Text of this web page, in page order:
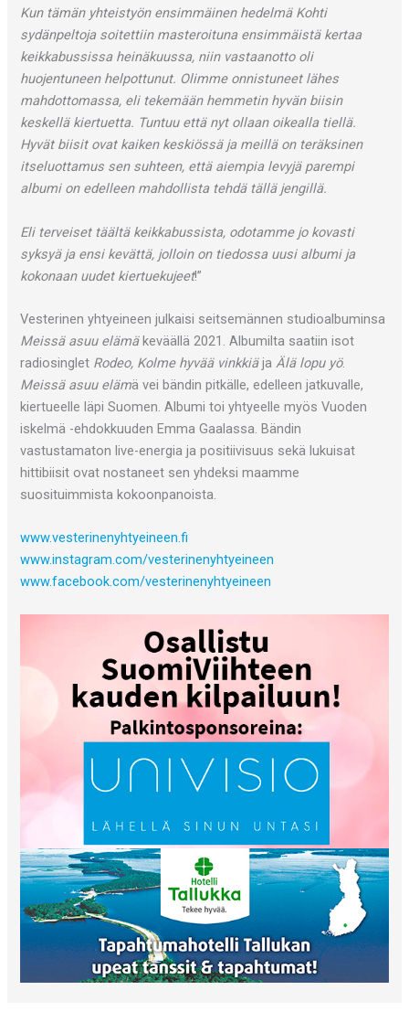
Kun tämän yhteistyön ensimmäinen hedelmä Kohti
sydänpeltoja soitettiin masteroituna ensimmäistä kertaa
keikkabussissa heinäkuussa, niin vastaanotto oli
huojentuneen helpottunut. Olimme onnistuneet lähes
mahdottomassa, eli tekemään hemmetin hyvän biisin
keskellä kiertuetta. Tuntuu että nyt ollaan oikealla tiellä.
Hyvät biisit ovat kaiken keskiössä ja meillä on teräksinen
itseluottamus sen suhteen, että aiempia levyjä parempi
albumi on edelleen mahdollista tehdä tällä jengillä.
Eli terveiset täältä keikkabussista, odotamme jo kovasti
syksyä ja ensi kevättä, jolloin on tiedossa uusi albumi ja
kokonaan uudet kiertuekujeet!”
Vesterinen yhtyeineen julkaisi seitsemännen studioalbuminsa
Meissä asuu elämäkeväällä 2021. Albumilta saatiin isot
radiosinglet Rodeo, Kolme hyvää vinkkiäjaÄlä lopu yö.
Meissä asuu elämä vei bändin pitkälle, edelleen jatkuvalle,
kiertueelle läpi Suomen. Albumi toi yhtyeelle myös Vuoden
iskelmä -ehdokkuuden Emma Gaalassa. Bändin
vastustamaton live-energia ja positiivisuus sekä lukuisat
hittibiisit ovat nostaneet sen yhdeksi maamme
suosituimmista kokoonpanoista.
www.vesterinenyhtyeineen.fi
www.instagram.com/vesterinenyhtyeineen
www.facebook.com/vesterinenyhtyeineen